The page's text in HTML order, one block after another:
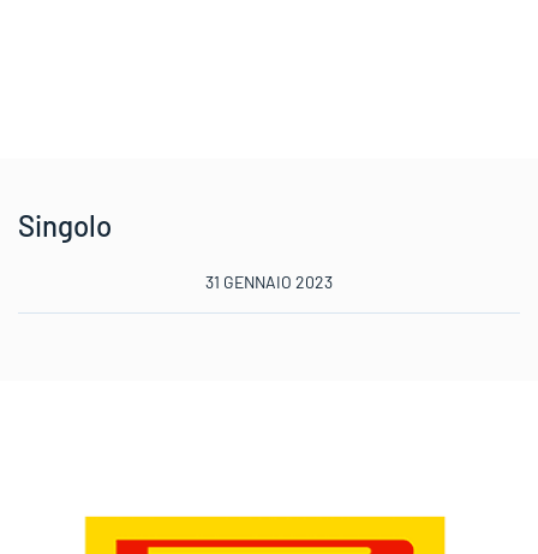
Singolo
31 GENNAIO 2023